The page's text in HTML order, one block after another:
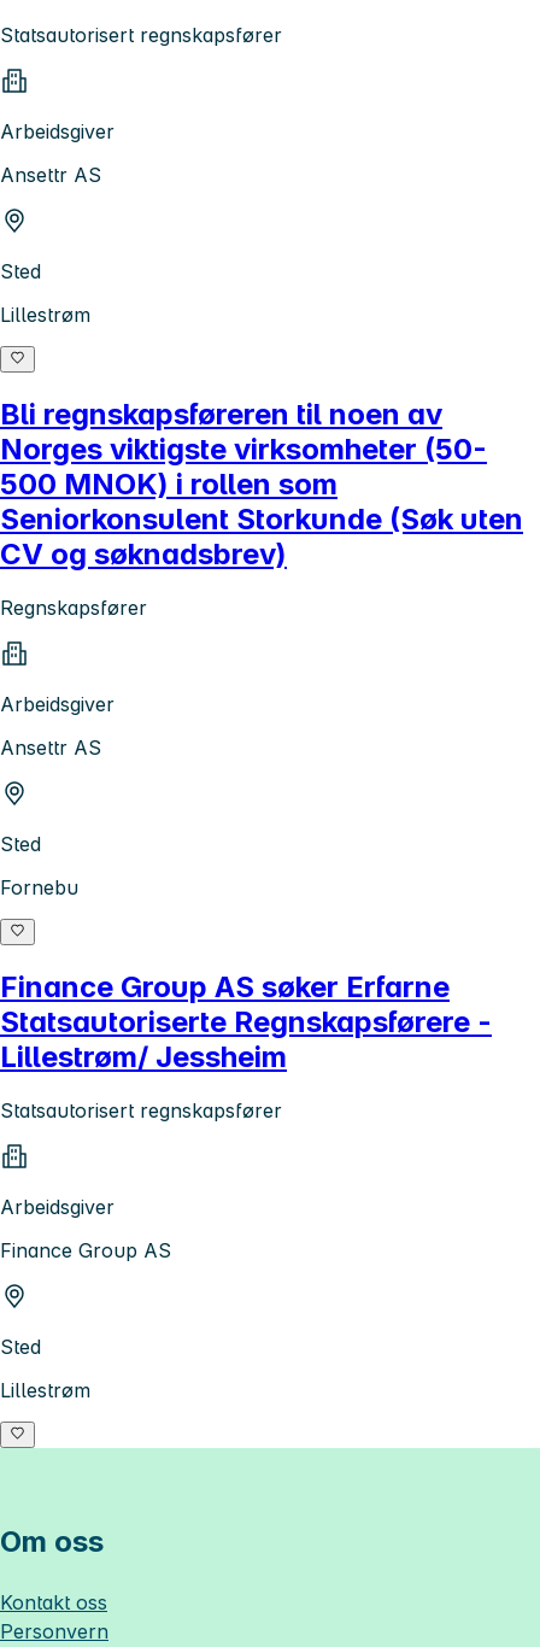
Statsautorisert regnskapsfører
Arbeidsgiver
Ansettr AS
Sted
Lillestrøm
Bli regnskapsføreren til noen av
Norges viktigste virksomheter (50-
500 MNOK) i rollen som
Seniorkonsulent Storkunde (Søk uten
CV og søknadsbrev)
Regnskapsfører
Arbeidsgiver
Ansettr AS
Sted
Fornebu
Finance Group AS søker Erfarne
Statsautoriserte Regnskapsførere -
Lillestrøm/ Jessheim
Statsautorisert regnskapsfører
Arbeidsgiver
Finance Group AS
Sted
Lillestrøm
Om oss
Kontakt oss
Personvern